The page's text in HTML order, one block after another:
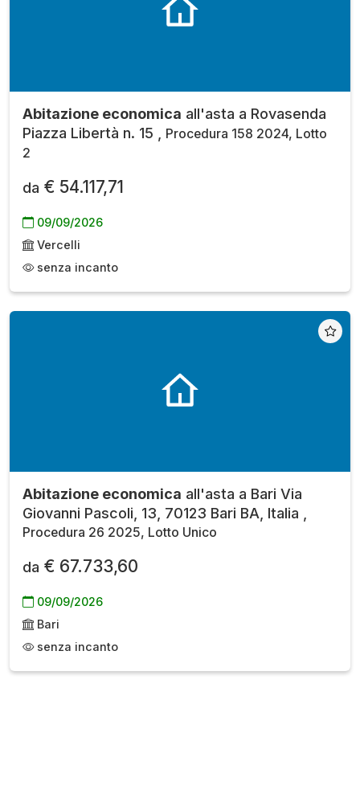
Abitazione economica all'asta a Rovasenda
Piazza Libertà n. 15 ,
Procedura 158 2024, Lotto
2
da € 54.117,71
09/09/2026
Vercelli
senza incanto
Abitazione economica all'asta a Bari Via
Giovanni Pascoli, 13, 70123 Bari BA, Italia ,
Procedura 26 2025, Lotto Unico
da € 67.733,60
09/09/2026
Bari
senza incanto